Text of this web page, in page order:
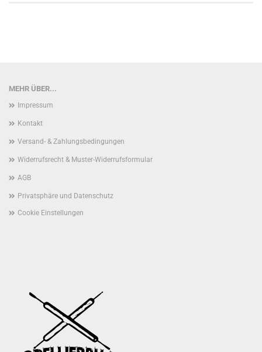
MEHR ÜBER...
Impressum
Kontakt
Versand- & Zahlungsbedingungen
Widerrufsrecht & Muster-Widerrufsformular
AGB
Privatsphäre und Datenschutz
Cookie Einstellungen